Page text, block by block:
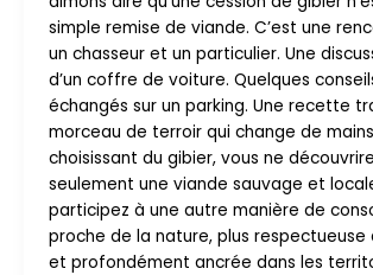
simple remise de viande. C’est une
un chasseur et un particulier. Une
d’un coffre de voiture. Quelques
échangés sur un parking. Une recette
morceau de terroir qui change de
choisissant du gibier, vous ne
seulement une viande sauvage et
participez à une autre manière de
proche de la nature, plus respectueuse
et profondément ancrée dans les